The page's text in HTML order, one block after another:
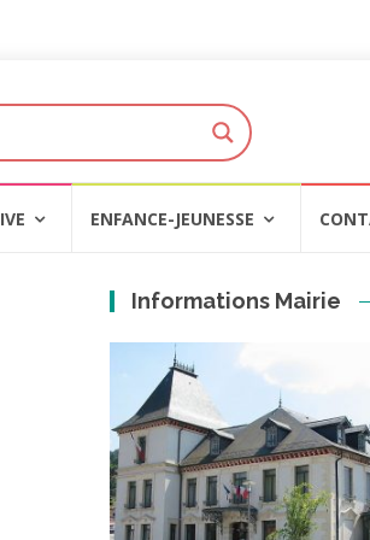
ENFANCE-JEUNESSE
Informations Mairie